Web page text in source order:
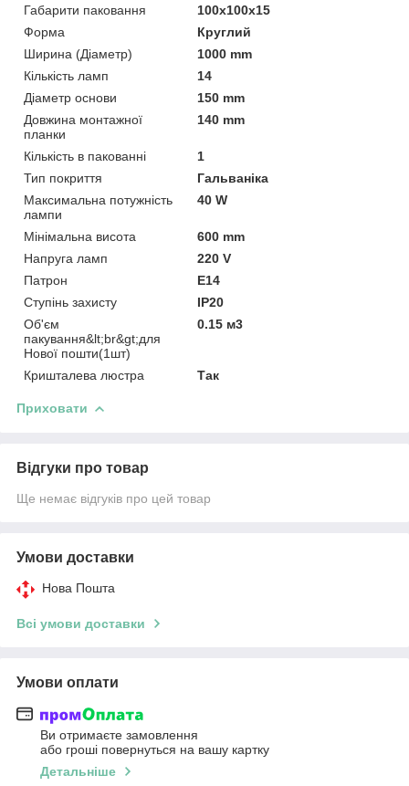
Габарити паковання
100x100x15
Форма
Круглий
Ширина (Діаметр)
1000 mm
Кількість ламп
14
Діаметр основи
150 mm
Довжина монтажної
планки
140 mm
Кількість в пакованні
1
Тип покриття
Гальваніка
Максимальна потужність
лампи
40 W
Мінімальна висота
600 mm
Напруга ламп
220 V
Патрон
E14
Ступінь захисту
IP20
Об'єм
пакування&lt;br&gt;для
Нової пошти(1шт)
0.15 м3
Кришталева люстра Так
Приховати
Відгуки про товар
Ще немає відгуків про цей товар
Умови доставки
Нова Пошта
Всі умови доставки
Умови оплати
Ви отримаєте замовлення
або гроші повернуться на вашу картку
Детальніше